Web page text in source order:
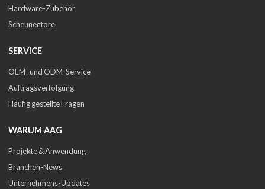
Hardware-Zubehör
Scheunentore
SERVICE
OEM- und ODM-Service
Auftragsverfolgung
Häufig gestellte Fragen
WARUM AAG
Projekte & Anwendung
Branchen-News
Unternehmens-Updates